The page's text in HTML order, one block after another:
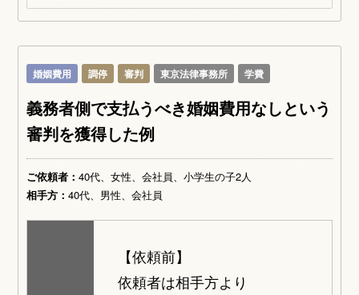
婚姻費用 調停 審判 東京法律事務所 学費
義務者側で支払うべき婚姻費用なしという
審判を獲得した例
ご依頼者：40代、女性、会社員、小学生の子2人
相手方：40代、男性、会社員
【依頼前】
依頼者は相手方より